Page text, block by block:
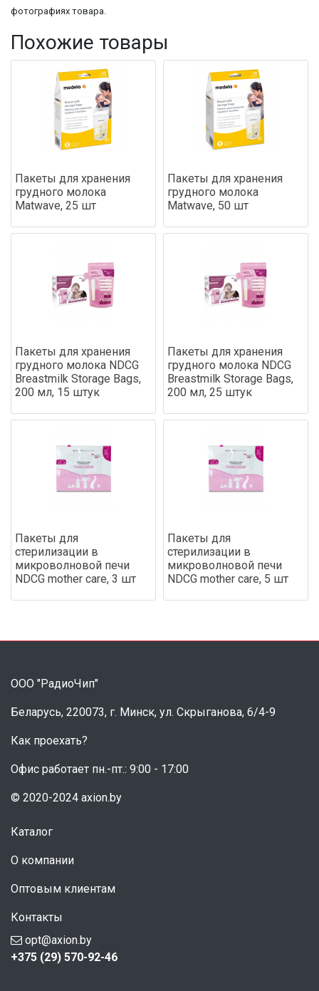
фотографиях товара.
Похожие товары
Пакеты для хранения
грудного молока
Matwave, 25 шт
Пакеты для хранения
грудного молока
Matwave, 50 шт
Пакеты для хранения
грудного молока NDCG
Breastmilk Storage Bags,
200 мл, 15 штук
Пакеты для хранения
грудного молока NDCG
Breastmilk Storage Bags,
200 мл, 25 штук
Пакеты для
стерилизации в
микроволновой печи
NDCG mother care, 3 шт
Пакеты для
стерилизации в
микроволновой печи
NDCG mother care, 5 шт
ООО "РадиоЧип"
Беларусь, 220073, г. Минск, ул. Скрыганова, 6/4-9
Как проехать?
Офис работает пн.-пт.: 9:00 - 17:00
© 2020-2024 axion.by
Каталог
О компании
Оптовым клиентам
Контакты
opt@axion.by
+375 (29) 570-92-46